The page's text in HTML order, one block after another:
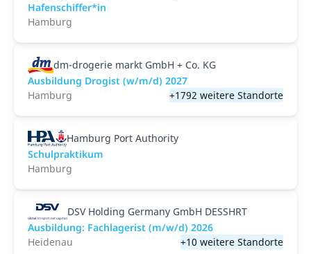
Hafenschiffer*in
Hamburg
dm-drogerie markt GmbH + Co. KG
Ausbildung Drogist (w/m/d) 2027
Hamburg
+1792 weitere Standorte
Hamburg Port Authority
Schulpraktikum
Hamburg
DSV Holding Germany GmbH DESSHRT
Ausbildung: Fachlagerist (m/w/d) 2026
Heidenau
+10 weitere Standorte